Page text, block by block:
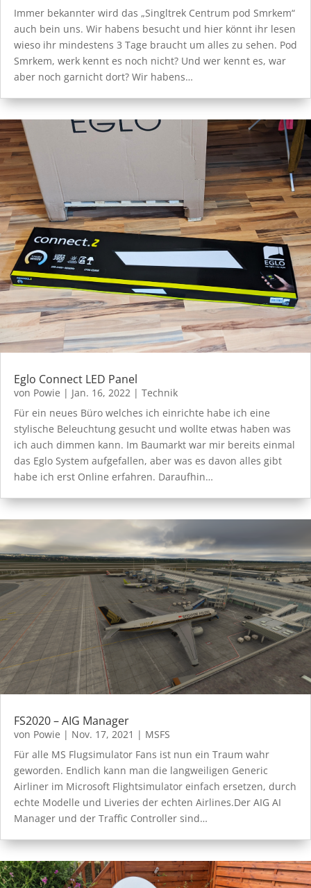
Immer bekannter wird das „Singltrek Centrum pod Smrkem“
auch bein uns. Wir habens besucht und hier könnt ihr lesen
wieso ihr mindestens 3 Tage braucht um alles zu sehen. Pod
Smrkem, werk kennt es noch nicht? Und wer kennt es, war
aber noch garnicht dort? Wir habens…
Eglo Connect LED Panel
von Powie | Jan. 16, 2022 | Technik
Für ein neues Büro welches ich einrichte habe ich eine
stylische Beleuchtung gesucht und wollte etwas haben was
ich auch dimmen kann. Im Baumarkt war mir bereits einmal
das Eglo System aufgefallen, aber was es davon alles gibt
habe ich erst Online erfahren. Daraufhin…
FS2020 – AIG Manager
von Powie | Nov. 17, 2021 | MSFS
Für alle MS Flugsimulator Fans ist nun ein Traum wahr
geworden. Endlich kann man die langweiligen Generic
Airliner im Microsoft Flightsimulator einfach ersetzen, durch
echte Modelle und Liveries der echten Airlines.Der AIG AI
Manager und der Traffic Controller sind…